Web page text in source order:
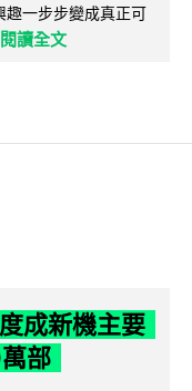
趣一步步變成真正可
閱讀全文
成新機主要
部